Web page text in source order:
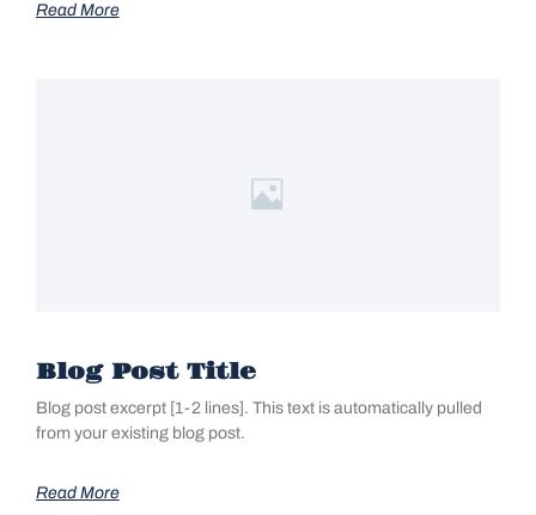
Read More
Blog Post Title
Blog post excerpt [1-2 lines]. This text is automatically pulled
from your existing blog post.
Read More